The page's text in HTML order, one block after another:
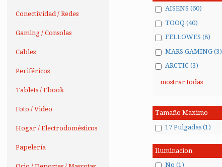
Conectividad / Redes
Gaming / Consolas
Cables
Periféricos
Tablets / Ebook
Foto / Video
Hogar / Electrodomésticos
Papelería
AISENS (60)
TOOQ (40)
FELLOWES (8)
MARS GAMING (3)
ARCTIC (3)
mostrar todas
Tamaño Maximo
17 Pulgadas (1)
Iluminacion
No (1)